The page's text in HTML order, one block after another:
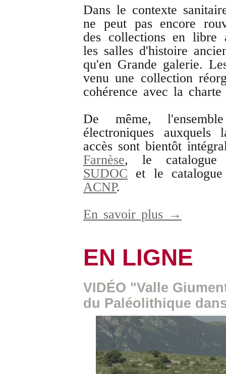
Dans le contexte
ne peut pas encore
des collections en libre
les salles d'histoire
qu'en Grande galerie.
venu une collection
cohérence avec la
De même,
électroniques auxquels
accès sont bientôt
Farnèse, le catalogue
SUDOC et le
ACNP.
En savoir plus →
EN LIGNE
VIDÉO "Valle
du Paléolithique